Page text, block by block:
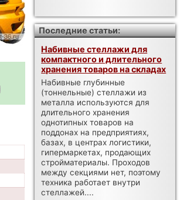
Последние статьи:
Набивные стеллажи для
компактного и длительного
хранения товаров на складах
Набивные глубинные
(тоннельные) стеллажи из
металла используются для
длительного хранения
однотипных товаров на
поддонах на предприятиях,
базах, в центрах логистики,
гипермаркетах, продающих
стройматериалы. Проходов
между секциями нет, поэтому
техника работает внутри
стеллажей....